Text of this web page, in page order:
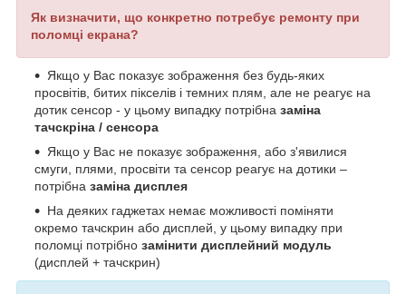
Як визначити, що конкретно потребує ремонту при
поломці екрана?
Якщо у Вас показує зображення без будь-яких
просвітів, битих пікселів і темних плям, але не реагує на
дотик сенсор - у цьому випадку потрібна заміна
тачскріна / сенсора
Якщо у Вас не показує зображення, або з'явилися
смуги, плями, просвіти та сенсор реагує на дотики –
потрібна заміна дисплея
На деяких гаджетах немає можливості поміняти
окремо тачскрин або дисплей, у цьому випадку при
поломці потрібно замінити дисплейний модуль
(дисплей + тачскрин)